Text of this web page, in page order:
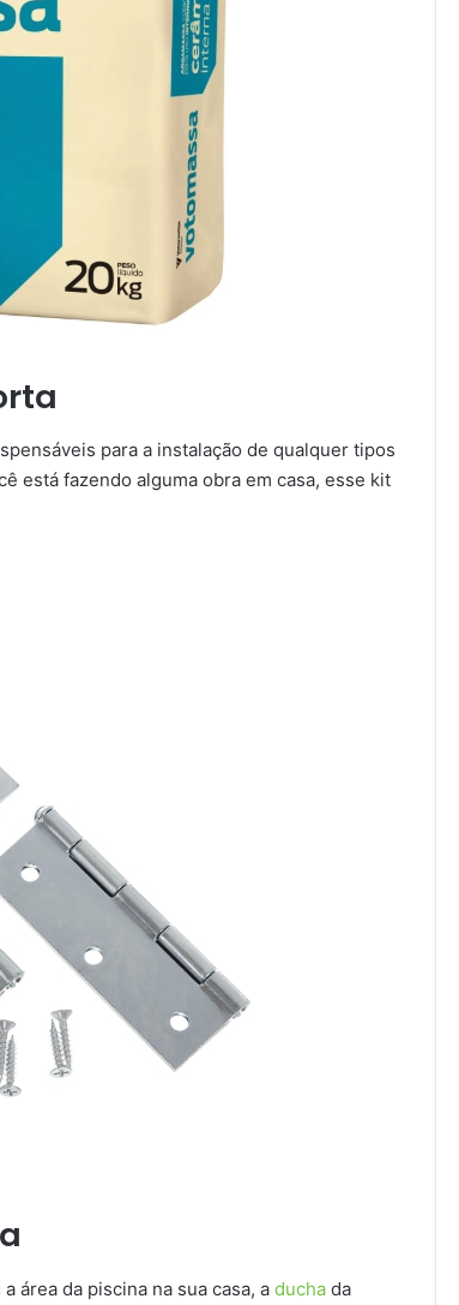
para a instalação de qualquer tipos
está fazendo alguma obra em casa, esse kit
área da piscina na sua casa, a ducha da